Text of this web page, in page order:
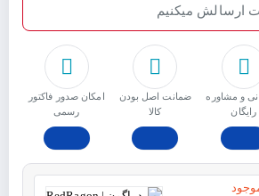
و مشاوره
رایگان
ﺿﻤﺎﻧﺖ اﺻﻞ ﺑﻮدن
ﮐﺎﻟﺎ
امکان صدور فاکتور
رسمی
ارسالش میکنیم